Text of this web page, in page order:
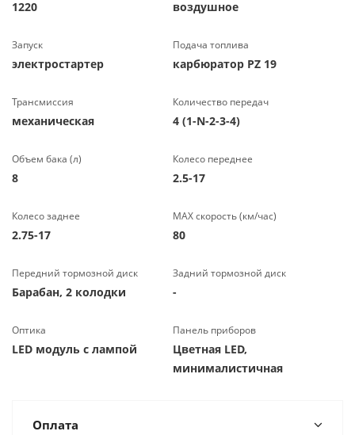
1220 воздушное
Запуск
электростартер
Подача топлива
карбюратор PZ 19
Трансмиссия
механическая
Количество передач
4 (1-N-2-3-4)
Объем бака (л)
8
Колесо переднее
2.5-17
Колесо заднее
2.75-17
МАХ скорость (км/час)
80
Передний тормозной диск
Барабан, 2 колодки
Задний тормозной диск
-
Оптика
LED модуль с лампой
Панель приборов
Цветная LED,
минималистичная
Оплата